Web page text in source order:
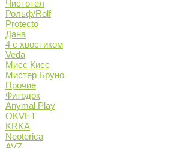
Чистотел
Рольф/Rolf
Protecto
Дана
4 с хвостиком
Veda
Мисс Кисс
Мистер Бруно
Прочие
Фитодок
Anymal Play
OKVET
KRKA
Neoterica